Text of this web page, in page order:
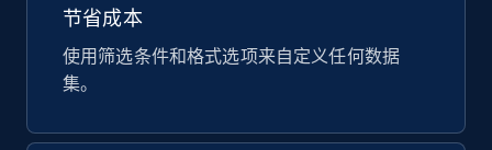
822+ 40+ 立即购买
节省成本
使用筛选条件和格式选项来自定义任何数据
集。